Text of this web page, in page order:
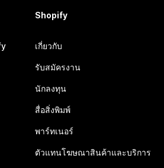
Shopify
เกี่ยวกับ
รับสมัครงาน
นักลงทุน
สื่อสิ่งพิมพ์
พาร์ทเนอร์
ตัวแทนโฆษณาสินค้าและบริการ